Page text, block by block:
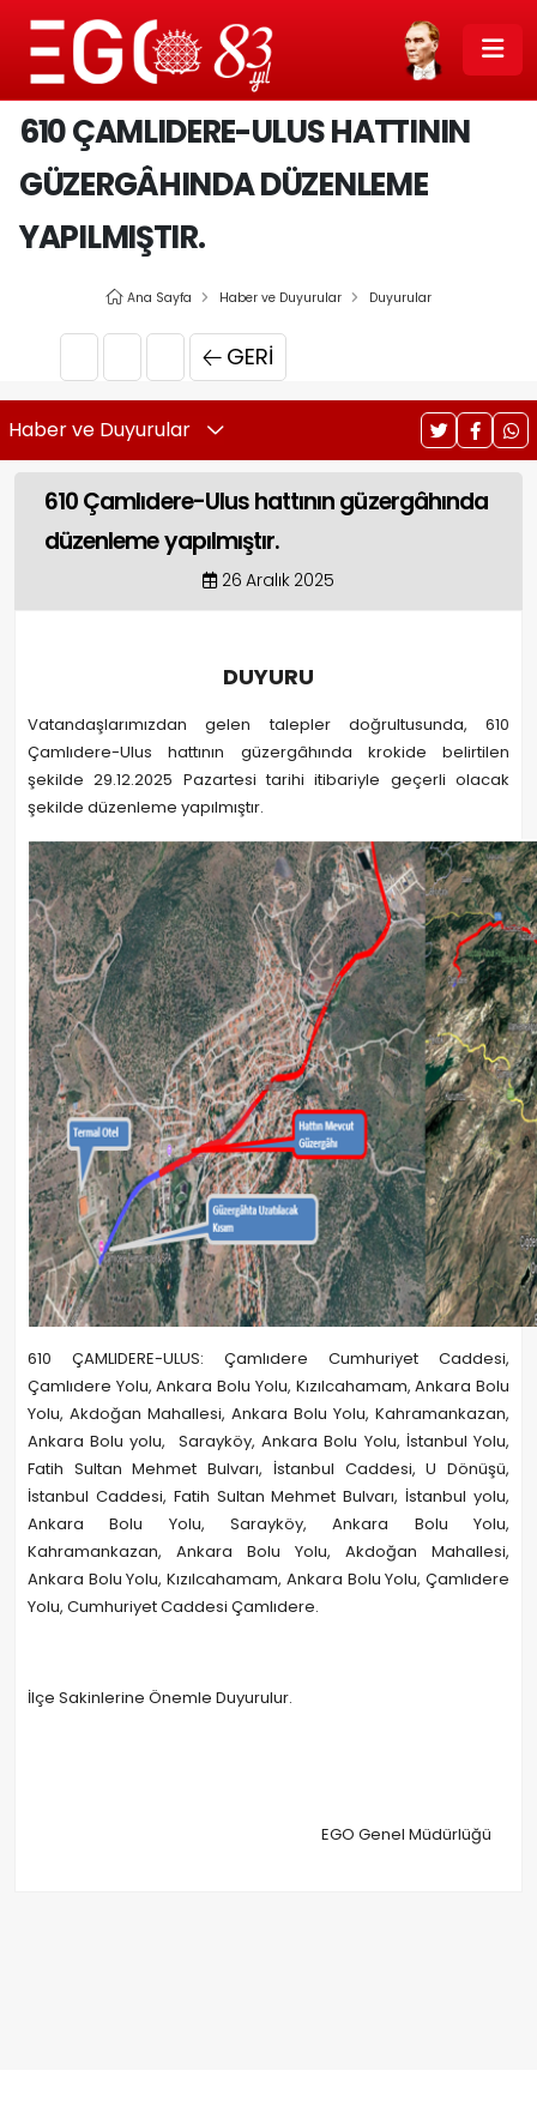
610 ÇAMLIDERE-ULUS HATTININ
GÜZERGÂHINDA DÜZENLEME
YAPILMIŞTIR.
Ana Sayfa Haber ve Duyurular Duyurular
GERI
Haber ve Duyurular
610 Çamlıdere-Ulus hattının güzergâhında
düzenleme yapılmıştır.
26 Aralık 2025
DUYURU
Vatandaşlarımızdan gelen talepler doğrultusunda, 610
Çamlıdere-Ulus hattının güzergâhında krokide belirtilen
şekilde 29.12.2025 Pazartesi tarihi itibariyle geçerli olacak
şekilde düzenleme yapılmıştır.
610 ÇAMLIDERE-ULUS: Çamlıdere Cumhuriyet Caddesi,
Çamlıdere Yolu, Ankara Bolu Yolu, Kızılcahamam, Ankara Bolu
Yolu, Akdoğan Mahallesi, Ankara Bolu Yolu, Kahramankazan,
Ankara Bolu yolu, Sarayköy, Ankara Bolu Yolu, İstanbul Yolu,
Fatih Sultan Mehmet Bulvarı, İstanbul Caddesi, U Dönüşü,
İstanbul Caddesi, Fatih Sultan Mehmet Bulvarı, İstanbul yolu,
Ankara Bolu Yolu, Sarayköy, Ankara Bolu Yolu,
Kahramankazan, Ankara Bolu Yolu, Akdoğan Mahallesi,
Ankara Bolu Yolu, Kızılcahamam, Ankara Bolu Yolu, Çamlıdere
Yolu, Cumhuriyet Caddesi Çamlıdere.
İlçe Sakinlerine Önemle Duyurulur.
EGO Genel Müdürlüğü